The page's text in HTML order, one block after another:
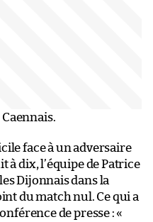
face à un adversaire
dix, l’équipe de Patrice
Dijonnais dans la
du match nul. Ce qui a
de presse : «